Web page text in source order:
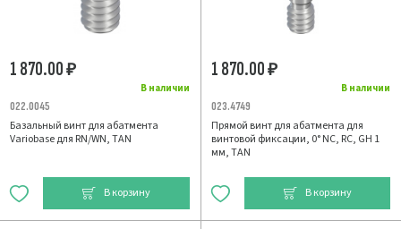
В наличии
1 870.00₽
022.0045
Базальный винт для абатмента
Variobase для RN/WN, TAN
В корзину
В наличии
1 870.00₽
023.4749
Прямой винт для абатмента для
винтовой фиксации, 0° NC, RC, GH 1
мм, TAN
В корзину